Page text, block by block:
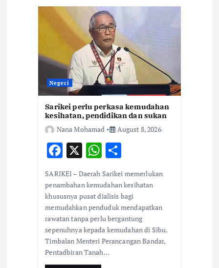
Negeri
Sarikei perlu perkasa kemudahan
kesihatan, pendidikan dan sukan
Nana Mohamad
August 8, 2026
F
ac
e
b
o
o
k
X W
h
at
s
A
p
p
h
ar
e
SARIKEI – Daerah Sarikei memerlukan
penambahan kemudahan kesihatan
khususnya pusat dialisis bagi
memudahkan penduduk mendapatkan
rawatan tanpa perlu bergantung
sepenuhnya kepada kemudahan di Sibu.
Timbalan Menteri Perancangan Bandar,
Pentadbiran Tanah…